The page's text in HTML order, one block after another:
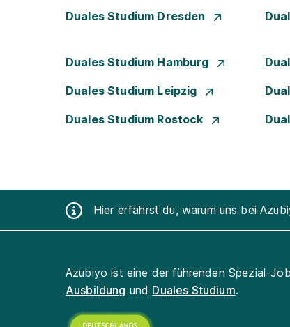
Duales Studium Dresden
Duales Studium Hamburg
Duales Studium Leipzig
Duales Studium Rostock
Hier erfährst du, warum uns bei
Azubiyo ist eine der führenden Spezial-
Ausbildung und Duales Studium.